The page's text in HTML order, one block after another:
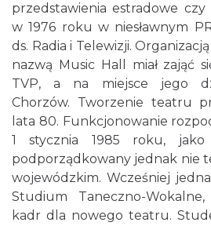
przedstawienia estradowe czy
w 1976 roku w niesławnym
ds. Radia i Telewizji.
nazwą Music Hall miał zająć
TVP, a na miejsce jego
Chorzów. Tworzenie teatru
lata 80. Funkcjonowanie
1 stycznia 1985 roku,
podporządkowany jednak nie
wojewódzkim. Wcześniej
Studium Taneczno-
kadr dla nowego teatru.